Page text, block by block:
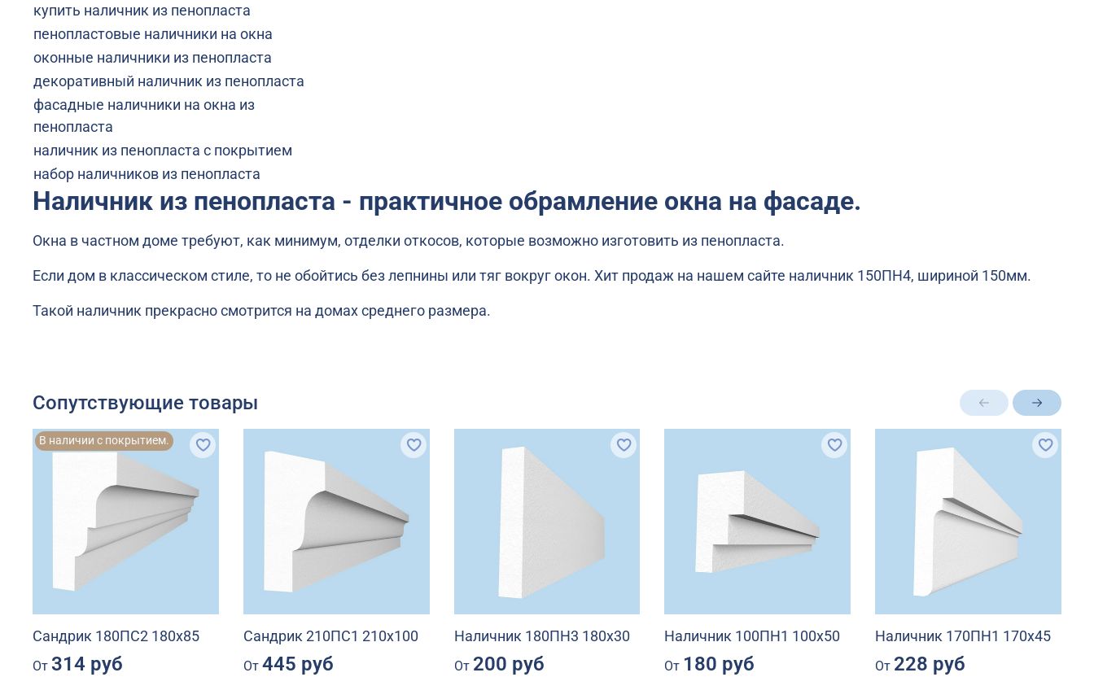
купить наличник из пенопласта
пенопластовые наличники на окна
оконные наличники из пенопласта
декоративный наличник из пенопласта
фасадные наличники на окна из
пенопласта
наличник из пенопласта с покрытием
набор наличников из пенопласта
Наличник из пенопласта - практичное обрамление окна на фасаде.
Окна в частном доме требуют, как минимум, отделки откосов, которые возможно изготовить из пенопласта.
Если дом в классическом стиле, то не обойтись без лепнины или тяг вокруг окон. Хит продаж на нашем сайте наличник 150ПН4, шириной 150мм.
Такой наличник прекрасно смотрится на домах среднего размера.
Сопутствующие товары
В наличии с покрытием.
Сандрик 180ПС2 180х85
От 314 руб
Сандрик 210ПС1 210х100
От 445 руб
Наличник 180ПН3 180х30
От 200 руб
Наличник 100ПН1 100х50
От 180 руб
Наличник 170ПН1 170х45
От 228 руб